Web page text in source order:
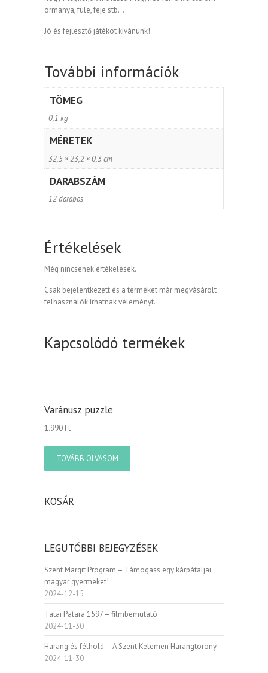
ormánya, füle, feje stb…
Jó és fejlesztő játékot kívánunk!
További információk
TÖMEG
0,1 kg
MÉRETEK
32,5 × 23,2 × 0,3 cm
DARABSZÁM
12 darabos
Értékelések
Még nincsenek értékelések.
Csak bejelentkezett és a terméket már megvásárolt
felhasználók írhatnak véleményt.
Kapcsolódó termékek
Varánusz puzzle
1.990 Ft
TOVÁBB OLVASOM
KOSÁR
LEGUTÓBBI BEJEGYZÉSEK
Szent Margit Program – Támogass egy kárpátaljai
magyar gyermeket!
2024-12-15
Tatai Patara 1597 – filmbemutató
2024-11-30
Harang és félhold – A Szent Kelemen Harangtorony
2024-11-30